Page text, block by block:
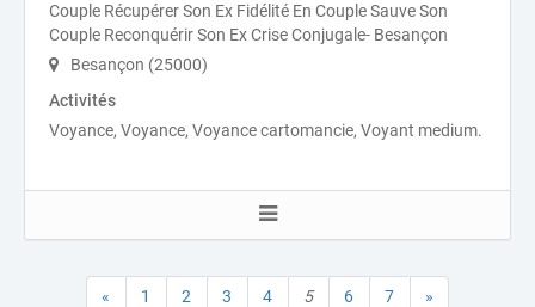
Couple Récupérer Son Ex Fidélité En Couple Sauve Son
Couple Reconquérir Son Ex Crise Conjugale- Besançon
Besançon (25000)
Activités
Voyance, Voyance, Voyance cartomancie, Voyant medium.
« 1 2 3 4 5 6 7 »